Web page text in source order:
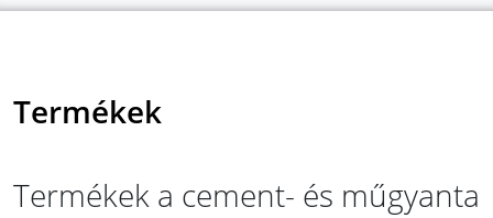
Termékek
Termékek a cement- és műgyanta